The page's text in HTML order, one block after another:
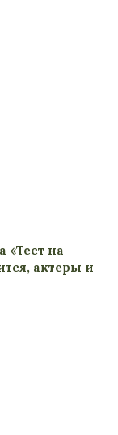
«Тест на
актеры и